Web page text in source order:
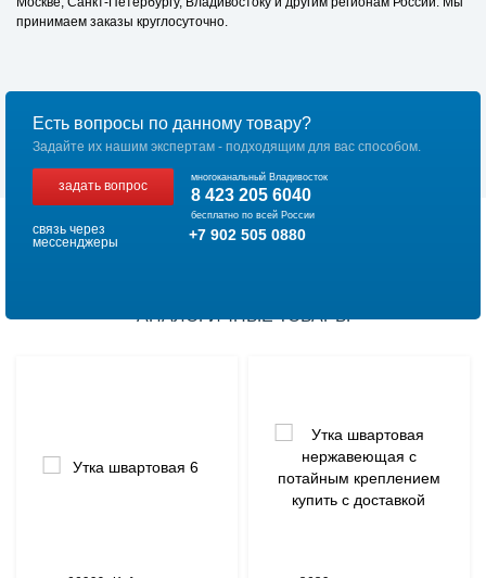
принимаем заказы круглосуточно.
Есть вопросы по данному товару?
Задайте их нашим экспертам - подходящим для вас способом.
задать вопрос
многоканальный Владивосток
8 423 205 6040
бесплатно по всей России
связь через
мессенджеры
+7 902 505 0880
АНАЛОГИЧНЫЕ ТОВАРЫ